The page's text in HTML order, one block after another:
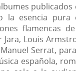
la esencia
flamencas
Louis
Serrat,
española,